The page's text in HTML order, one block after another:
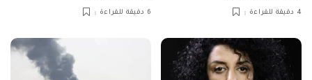
4 دقيقة للقراءة 6 دقيقة للقراءة